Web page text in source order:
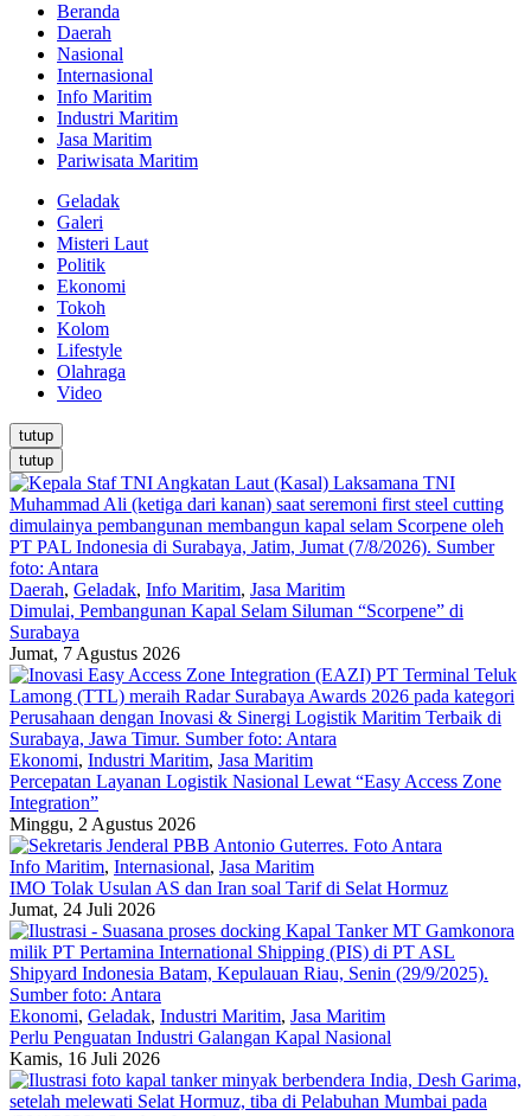
Beranda
Daerah
Nasional
Internasional
Info Maritim
Industri Maritim
Jasa Maritim
Pariwisata Maritim
Geladak
Galeri
Misteri Laut
Politik
Ekonomi
Tokoh
Kolom
Lifestyle
Olahraga
Video
tutup
tutup
Daerah, Geladak, Info Maritim, Jasa Maritim
Dimulai, Pembangunan Kapal Selam Siluman “Scorpene” di
Surabaya
Jumat, 7 Agustus 2026
Ekonomi, Industri Maritim, Jasa Maritim
Percepatan Layanan Logistik Nasional Lewat “Easy Access Zone
Integration”
Minggu, 2 Agustus 2026
Info Maritim, Internasional, Jasa Maritim
IMO Tolak Usulan AS dan Iran soal Tarif di Selat Hormuz
Jumat, 24 Juli 2026
Ekonomi, Geladak, Industri Maritim, Jasa Maritim
Perlu Penguatan Industri Galangan Kapal Nasional
Kamis, 16 Juli 2026